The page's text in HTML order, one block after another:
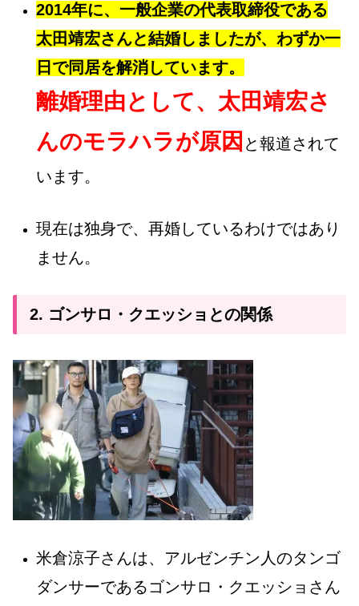
2014年に、一般企業の代表取締役である
太田靖宏さんと結婚しましたが、わずか一
日で同居を解消しています。
離婚理由として、太田靖宏さ
んのモラハラが原因 と報道されて
います。
現在は独身で、再婚しているわけではあり
ません。
2. ゴンサロ・クエッショとの関係
米倉涼子さんは、アルゼンチン人のタンゴ
ダンサーであるゴンサロ・クエッショさん